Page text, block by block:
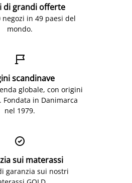
di grandi offerte
negozi in 49 paesi del
mondo.

scandinave
globale, con origini
Fondata in Danimarca
nel 1979.

sui materassi
garanzia sui nostri